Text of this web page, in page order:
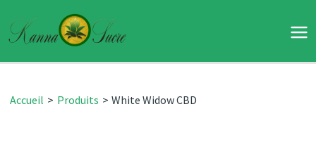
au
contenu
Accueil Produits White Widow CBD